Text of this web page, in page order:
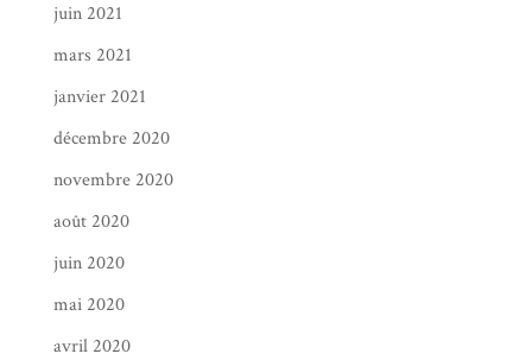
juin 2021
mars 2021
janvier 2021
décembre 2020
novembre 2020
août 2020
juin 2020
mai 2020
avril 2020